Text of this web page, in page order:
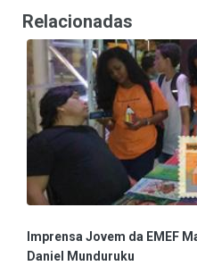
Relacionadas
Imprensa Jovem da EMEF
Daniel Munduruku